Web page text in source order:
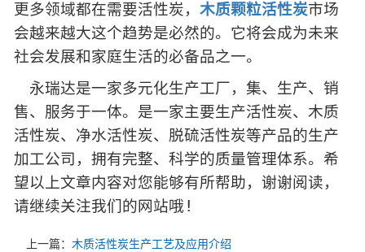
更多领域都在需要活性炭， 木质颗粒活性炭市场
会越来越大这个趋势是必然的。它将会成为未来
社会发展和家庭生活的必备品之一。
永瑞达是一家多元化生产工厂，集、生产、销
售、服务于一体。是一家主要生产活性炭、木质
活性炭、净水活性炭、脱硫活性炭等产品的生产
加工公司，拥有完整、科学的质量管理体系。希
望以上文章内容对您能够有所帮助，谢谢阅读，
请继续关注我们的网站哦!
上一篇： 木质活性炭生产工艺及应用介绍